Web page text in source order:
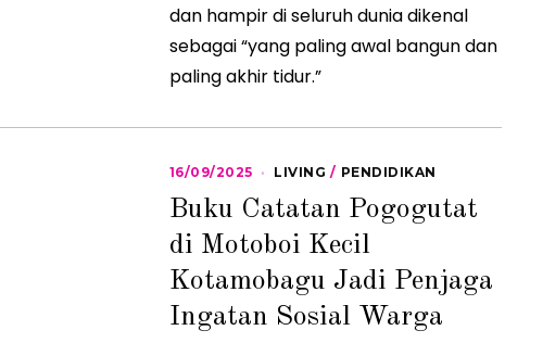
dan hampir di seluruh dunia dikenal
sebagai “yang paling awal bangun dan
paling akhir tidur.”
16/09/2025
/
9
2
0
2
5
LIVING / PENDIDIKAN
Buku Catatan Pogogutat
di Motoboi Kecil
Kotamobagu Jadi Penjaga
Ingatan Sosial Warga